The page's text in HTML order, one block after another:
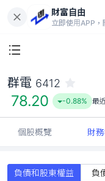
財富自由
立即使用APP，
群電 6412
78.20 -0.88% 最
個股概覽 財
負債和股東權益 負